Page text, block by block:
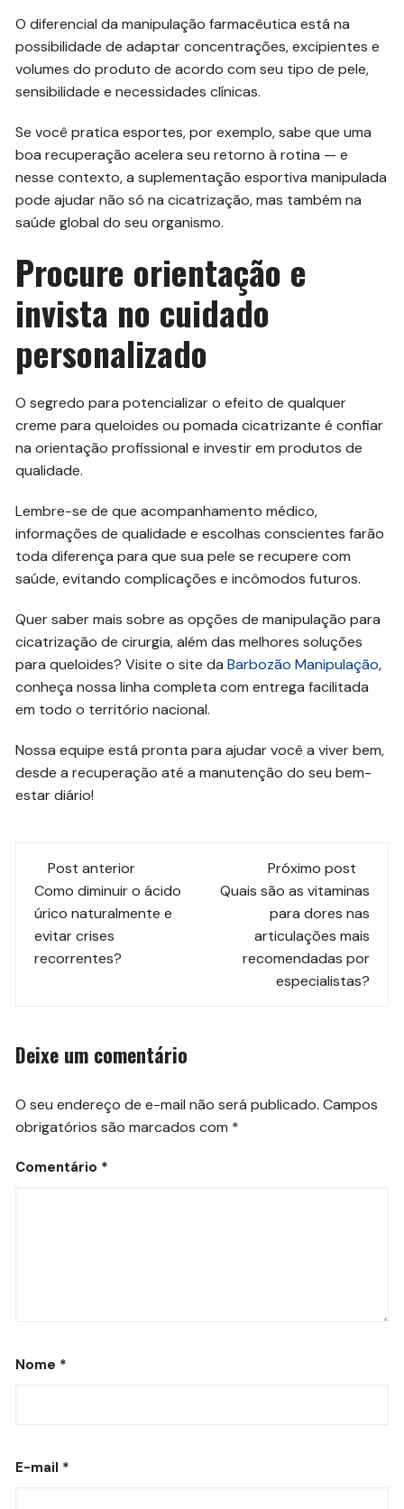
O diferencial da manipulação farmacêutica está na
possibilidade de adaptar concentrações, excipientes e
volumes do produto de acordo com seu tipo de pele,
sensibilidade e necessidades clínicas.
Se você pratica esportes, por exemplo, sabe que uma
boa recuperação acelera seu retorno à rotina — e
nesse contexto, a suplementação esportiva manipulada
pode ajudar não só na cicatrização, mas também na
saúde global do seu organismo.
Procure orientação e
invista no cuidado
personalizado
O segredo para potencializar o efeito de qualquer
creme para queloides ou pomada cicatrizante é confiar
na orientação profissional e investir em produtos de
qualidade.
Lembre-se de que acompanhamento médico,
informações de qualidade e escolhas conscientes farão
toda diferença para que sua pele se recupere com
saúde, evitando complicações e incômodos futuros.
Quer saber mais sobre as opções de manipulação para
cicatrização de cirurgia, além das melhores soluções
para queloides? Visite o site daBarbozão Manipulação,
conheça nossa linha completa com entrega facilitada
em todo o território nacional.
Nossa equipe está pronta para ajudar você a viver bem,
desde a recuperação até a manutenção do seu bem-
estar diário!
Navegação
de
post
Post anterior
Como diminuir o ácido
úrico naturalmente e
evitar crises
recorrentes?
Próximo post
Quais são as vitaminas
para dores nas
articulações mais
recomendadas por
especialistas?
Deixe um comentário
O seu endereço de e-mail não será publicado. Campos
obrigatórios são marcados com *
Comentário *
Nome *
E-mail *